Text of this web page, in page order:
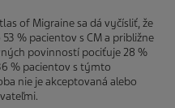
of Migraine sa dá vyčísliť, že
% pacientov s CM a približne
povinností pociťuje 28 %
% pacientov s týmto
nie je akceptovaná alebo